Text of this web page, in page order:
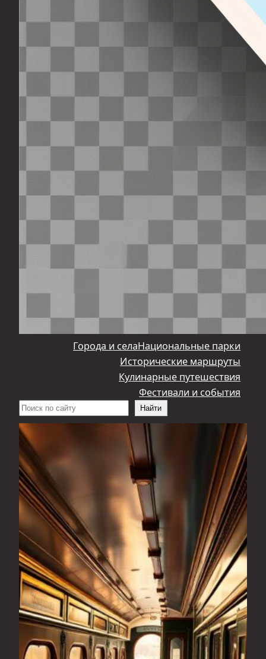
Города и селаНациональные парки
Исторические маршруты
Кулинарные путешествия
Фестивали и события
Поиск
Найти